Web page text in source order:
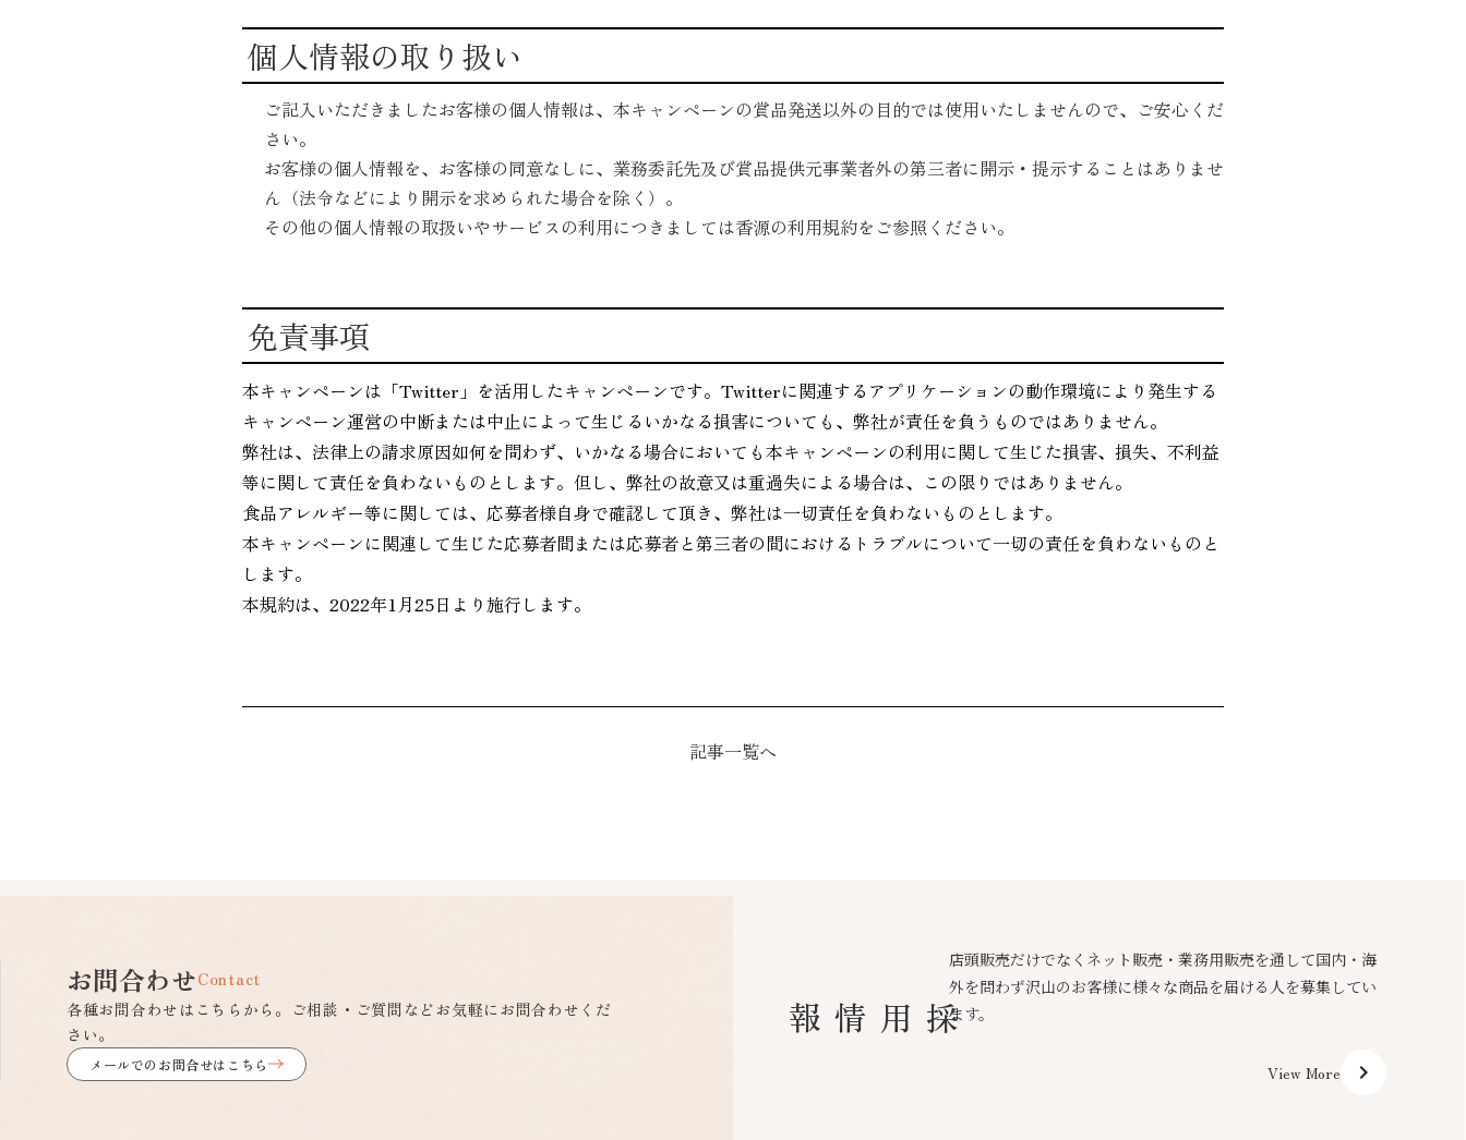
個人情報の取り扱い
ご記入いただきましたお客様の個人情報は、本キャンペーンの賞品発送以外の目的では使用いたしませんので、ご安心くだ
さい。
お客様の個人情報を、お客様の同意なしに、業務委託先及び賞品提供元事業者外の第三者に開示・提示することはありませ
ん（法令などにより開示を求められた場合を除く）。
その他の個人情報の取扱いやサービスの利用につきましては香源の利用規約をご参照ください。
免責事項
本キャンペーンは「Twitter」を活用したキャンペーンです。Twitterに関連するアプリケーションの動作環境により発生する
キャンペーン運営の中断または中止によって生じるいかなる損害についても、弊社が責任を負うものではありません。
弊社は、法律上の請求原因如何を問わず、いかなる場合においても本キャンペーンの利用に関して生じた損害、損失、不利益
等に関して責任を負わないものとします。但し、弊社の故意又は重過失による場合は、この限りではありません。
食品アレルギー等に関しては、応募者様自身で確認して頂き、弊社は一切責任を負わないものとします。
本キャンペーンに関連して生じた応募者間または応募者と第三者の間におけるトラブルについて一切の責任を負わないものと
します。
本規約は、2022年1月25日より施行します。
記事一覧へ
お問合わせContact
各種お問合わせはこちらから。ご相談・ご質問などお気軽にお問合わせくだ
さい。
メールでのお問合せはこちら
採用情報
店頭販売だけでなくネット販売・業務用販売を通して国内・海
外を問わず沢山のお客様に様々な商品を届ける人を募集してい
ます。
View More keyboard_arrow_right